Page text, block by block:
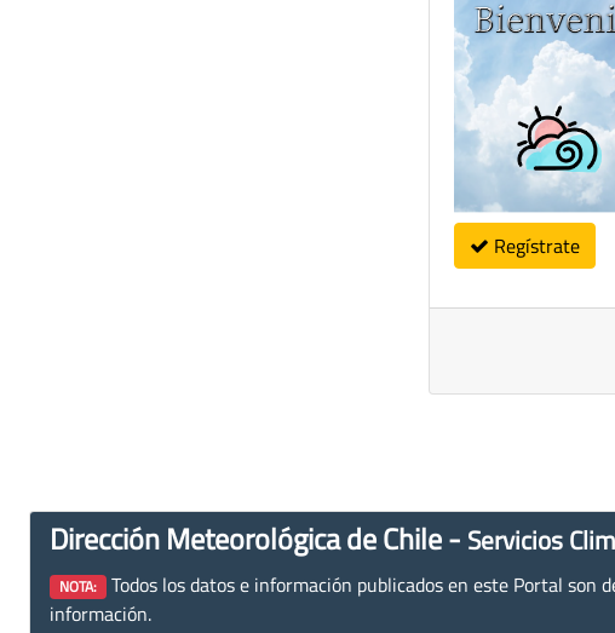
Regístrate
Dirección Meteorológica de Chile - Servicios
NOTA: Todos los datos e información publicados en este Portal son
información.